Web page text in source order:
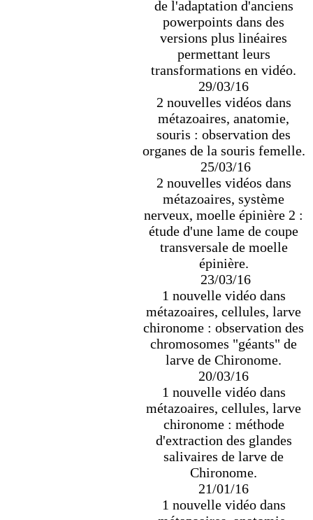
de l'adaptation d'anciens
powerpoints dans des
versions plus linéaires
permettant leurs
transformations en vidéo.
29/03/16
2 nouvelles vidéos dans
métazoaires, anatomie,
souris : observation des
organes de la souris femelle.
25/03/16
2 nouvelles vidéos dans
métazoaires, système
nerveux, moelle épinière 2 :
étude d'une lame de coupe
transversale de moelle
épinière.
23/03/16
1 nouvelle vidéo dans
métazoaires, cellules, larve
chironome : observation des
chromosomes "géants" de
larve de Chironome.
20/03/16
1 nouvelle vidéo dans
métazoaires, cellules, larve
chironome : méthode
d'extraction des glandes
salivaires de larve de
Chironome.
21/01/16
1 nouvelle vidéo dans